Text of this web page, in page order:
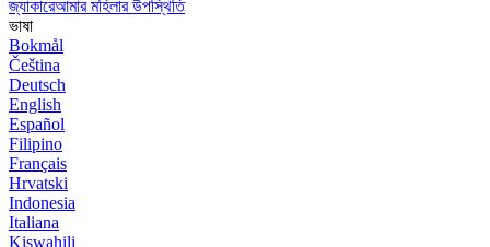
জ্যাকারেআমার মহিলার উপস্থিতি
ভাষা
Bokmål
Čeština
Deutsch
English
Español
Filipino
Français
Hrvatski
Indonesia
Italiana
Kiswahili